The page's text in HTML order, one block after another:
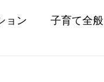
ョン 子育て全般